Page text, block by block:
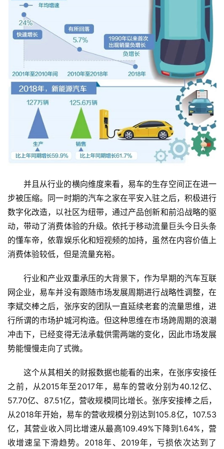
并且从行业的横向维度来看，易车的生存空间正在进一
步被压缩。同一时期的汽车之家在平安入驻之后，积极进行
数字化改造，以社区为纽带，通过产品创新和前沿战略的驱
动，带动了消费体验的升级。依托于移动流量巨头今日头条
的懂车帝，依靠娱乐化和短视频的加持，虽然在内容价值上
消费体验较低，但是流量充裕。
行业和产业双重承压的大背景下，作为早期的汽车互联
网企业，易车并没有跟随市场发展周期进行战略性调整，在
李斌交棒之后，张序安的团队一直延续老套的流量思维，进
行所谓的市场护城河构造。但这种思维在市场跨周期的浪潮
冲击下，已经变得无法承载供需两端的变化，因此市场发展
势能慢慢走向了式微。
这个从其相关的财报数据也能看的出来，在张序安接任
之前，从2015年至2017年，易车的营收分别为40.12亿、
57.70亿、87.51亿，营收规模同比增长。张序安接棒之后，
从2018年开始，易车的营收规模分别达到105.8亿，107.53
亿，其营业收入同比增速从最高109.49%下降到1.64%，营
收增速呈下滑趋势。2018年、2019年，亏损依次达到了